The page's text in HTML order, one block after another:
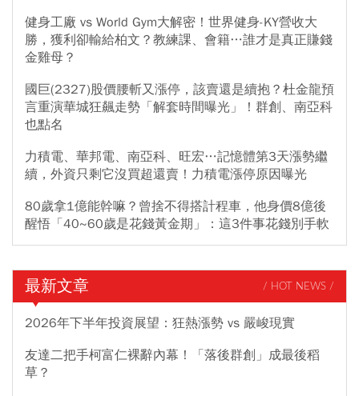
健身工廠 vs World Gym大解密！世界健身-KY營收大
勝，獲利卻輸給柏文？教練課、會籍…誰才是真正賺錢
金雞母？
國巨(2327)股價腰斬又漲停，該賣還是續抱？杜金龍預
言重演華城狂飆走勢「解套時間曝光」！群創、南亞科
也點名
力積電、華邦電、南亞科、旺宏…記憶體第3天漲勢繼
續，外資只剩它沒買超還賣！力積電漲停原因曝光
80歲拿1億能幹嘛？曾捨不得搭計程車，他身價8億後
醒悟「40~60歲是花錢黃金期」：這3件事花錢別手軟
最新文章 / HOT NEWS /
2026年下半年投資展望：狂熱漲勢 vs 嚴峻現實
友達二把手柯富仁裸辭內幕！「落後群創」成最後稻
草？